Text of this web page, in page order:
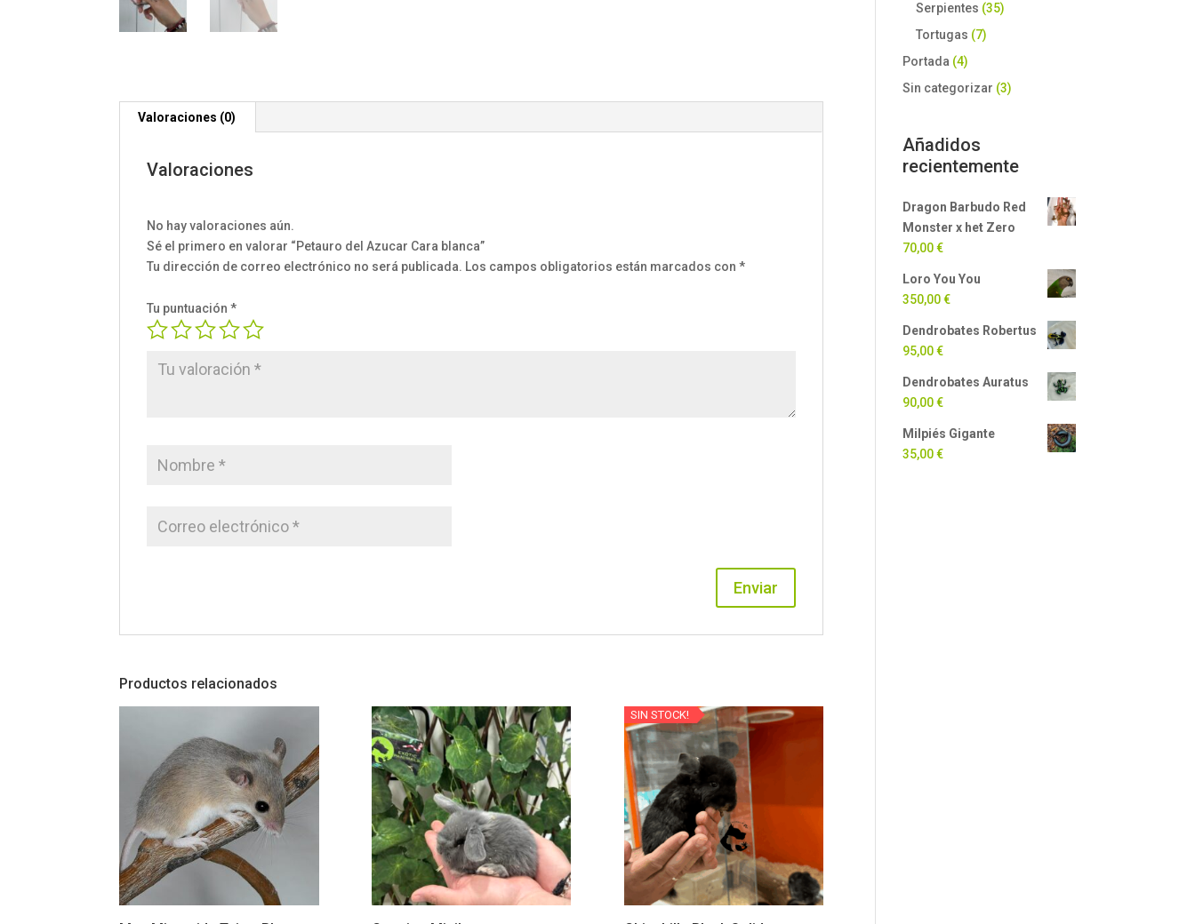
Valoraciones (0)
Valoraciones
No hay valoraciones aún.
Sé el primero en valorar “Petauro del Azucar Cara blanca”
Tu dirección de correo electrónico no será publicada. Los campos obligatorios están marcados con*
Tu puntuación*
Productos relacionados
SIN STOCK!
Serpientes (35)
Tortugas (7)
Portada (4)
Sin categorizar (3)
Añadidos
recientemente
Dragon Barbudo Red
Monster x het Zero
70,00€
Loro You You
350,00€
Dendrobates Robertus
95,00€
Dendrobates Auratus
90,00€
Milpiés Gigante
35,00€